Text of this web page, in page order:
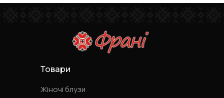
Товари
Жіночі блузи